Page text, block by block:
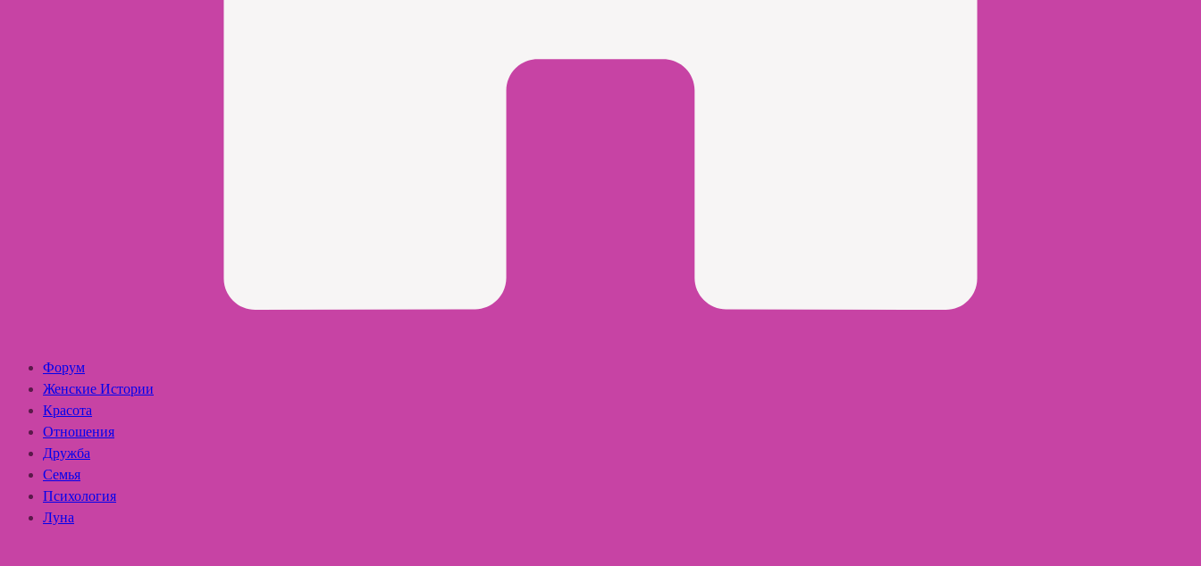
Форум
Женские Истории
Красота
Отношения
Дружба
Семья
Психология
Луна